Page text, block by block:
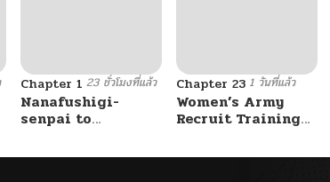
Chapter 1 23 ชั่วโมงที่แล้ว
Nanafushigi-
senpai to
Chapter 23 1 วันที่แล้ว
Women’s Army
Recruit Training